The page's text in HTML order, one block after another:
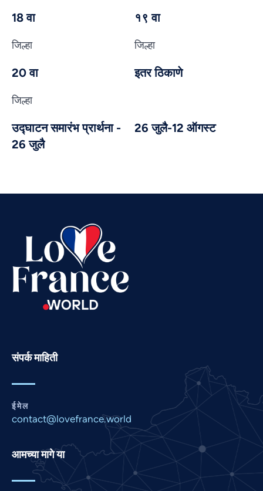
18 वा
जिल्हा
१९ वा
जिल्हा
20 वा
जिल्हा
इतर ठिकाणे
उद्घाटन समारंभ प्रार्थना -
26 जुलै
26 जुलै-12 ऑगस्ट
संपर्क माहिती
ईमेल
contact@lovefrance.world
आमच्या मागे या
Italian
Japanese
Kannada
Korean
Malay
Nepali
Tamil